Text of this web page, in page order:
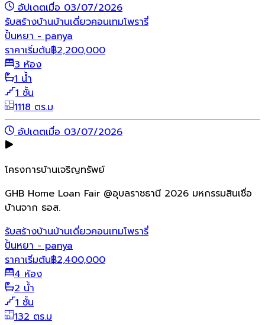
อัปเดตเมื่อ 03/07/2026
รับสร้างบ้านบ้านเดี่ยวคอนเทมโพรารี่
ปั้นหยา - panya
ราคาเริ่มต้น฿2,200,000
3 ห้อง
1 น้ำ
1 ชั้น
1118 ตร.ม
อัปเดตเมื่อ 03/07/2026
โครงการบ้านเจริญทรัพย์
GHB Home Loan Fair @อุบลราชธานี 2026 มหกรรมสินเชื่อ
บ้านจาก ธอส.
รับสร้างบ้านบ้านเดี่ยวคอนเทมโพรารี่
ปั้นหยา - panya
ราคาเริ่มต้น฿2,400,000
4 ห้อง
2 น้ำ
1 ชั้น
132 ตร.ม